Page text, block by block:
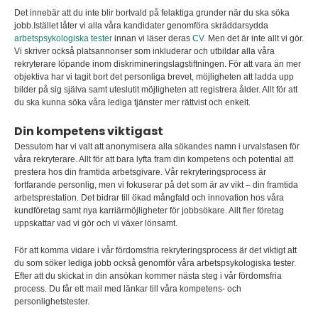
Det innebär att du inte blir bortvald på felaktiga grunder när du ska söka
jobb.Istället låter vi alla våra kandidater genomföra skräddarsydda
arbetspsykologiska tester innan vi läser deras CV. Men det är inte allt vi gör.
Vi skriver också platsannonser som inkluderar och utbildar alla våra
rekryterare löpande inom diskrimineringslagstiftningen. För att vara än mer
objektiva har vi tagit bort det personliga brevet, möjligheten att ladda upp
bilder på sig själva samt uteslutit möjligheten att registrera ålder. Allt för att
du ska kunna söka våra lediga tjänster mer rättvist och enkelt.
Din kompetens viktigast
Dessutom har vi valt att anonymisera alla sökandes namn i urvalsfasen för
våra rekryterare. Allt för att bara lyfta fram din kompetens och potential att
prestera hos din framtida arbetsgivare. Vår rekryteringsprocess är
fortfarande personlig, men vi fokuserar på det som är av vikt – din framtida
arbetsprestation. Det bidrar till ökad mångfald och innovation hos våra
kundföretag samt nya karriärmöjligheter för jobbsökare. Allt fler företag
uppskattar vad vi gör och vi växer lönsamt.
För att komma vidare i vår fördomsfria rekryteringsprocess är det viktigt att
du som söker lediga jobb också genomför våra arbetspsykologiska tester.
Efter att du skickat in din ansökan kommer nästa steg i vår fördomsfria
process. Du får ett mail med länkar till våra kompetens- och
personlighetstester.